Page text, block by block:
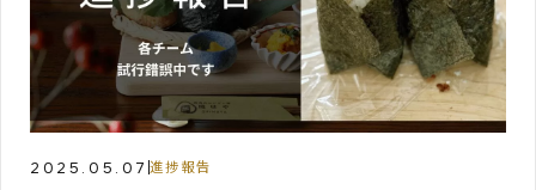
2025.05.07 進捗報告